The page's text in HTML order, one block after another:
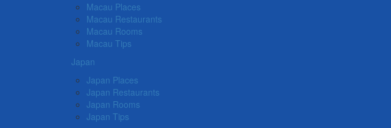
Macau Places
Macau Restaurants
Macau Rooms
Macau Tips
Japan
Japan Places
Japan Restaurants
Japan Rooms
Japan Tips